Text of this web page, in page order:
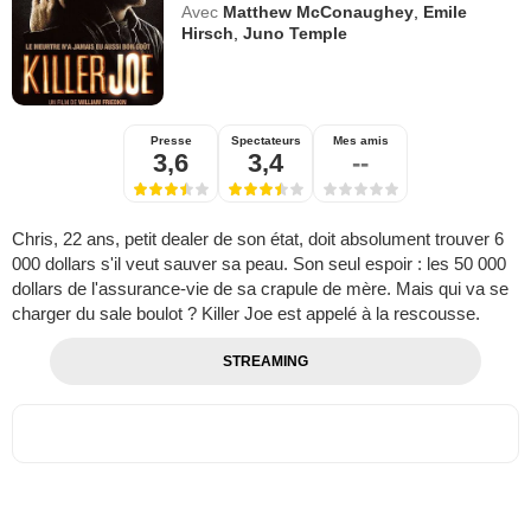
Avec Matthew McConaughey Emile
Hirsch ,Juno Temple
Presse
3,6
Spectateurs
3,4
Mes amis
--
Chris, 22 ans, petit dealer de son état, doit absolument trouver 6
000 dollars s'il veut sauver sa peau. Son seul espoir : les 50 000
dollars de l'assurance-vie de sa crapule de mère. Mais qui va se
charger du sale boulot ? Killer Joe est appelé à la rescousse.
STREAMING